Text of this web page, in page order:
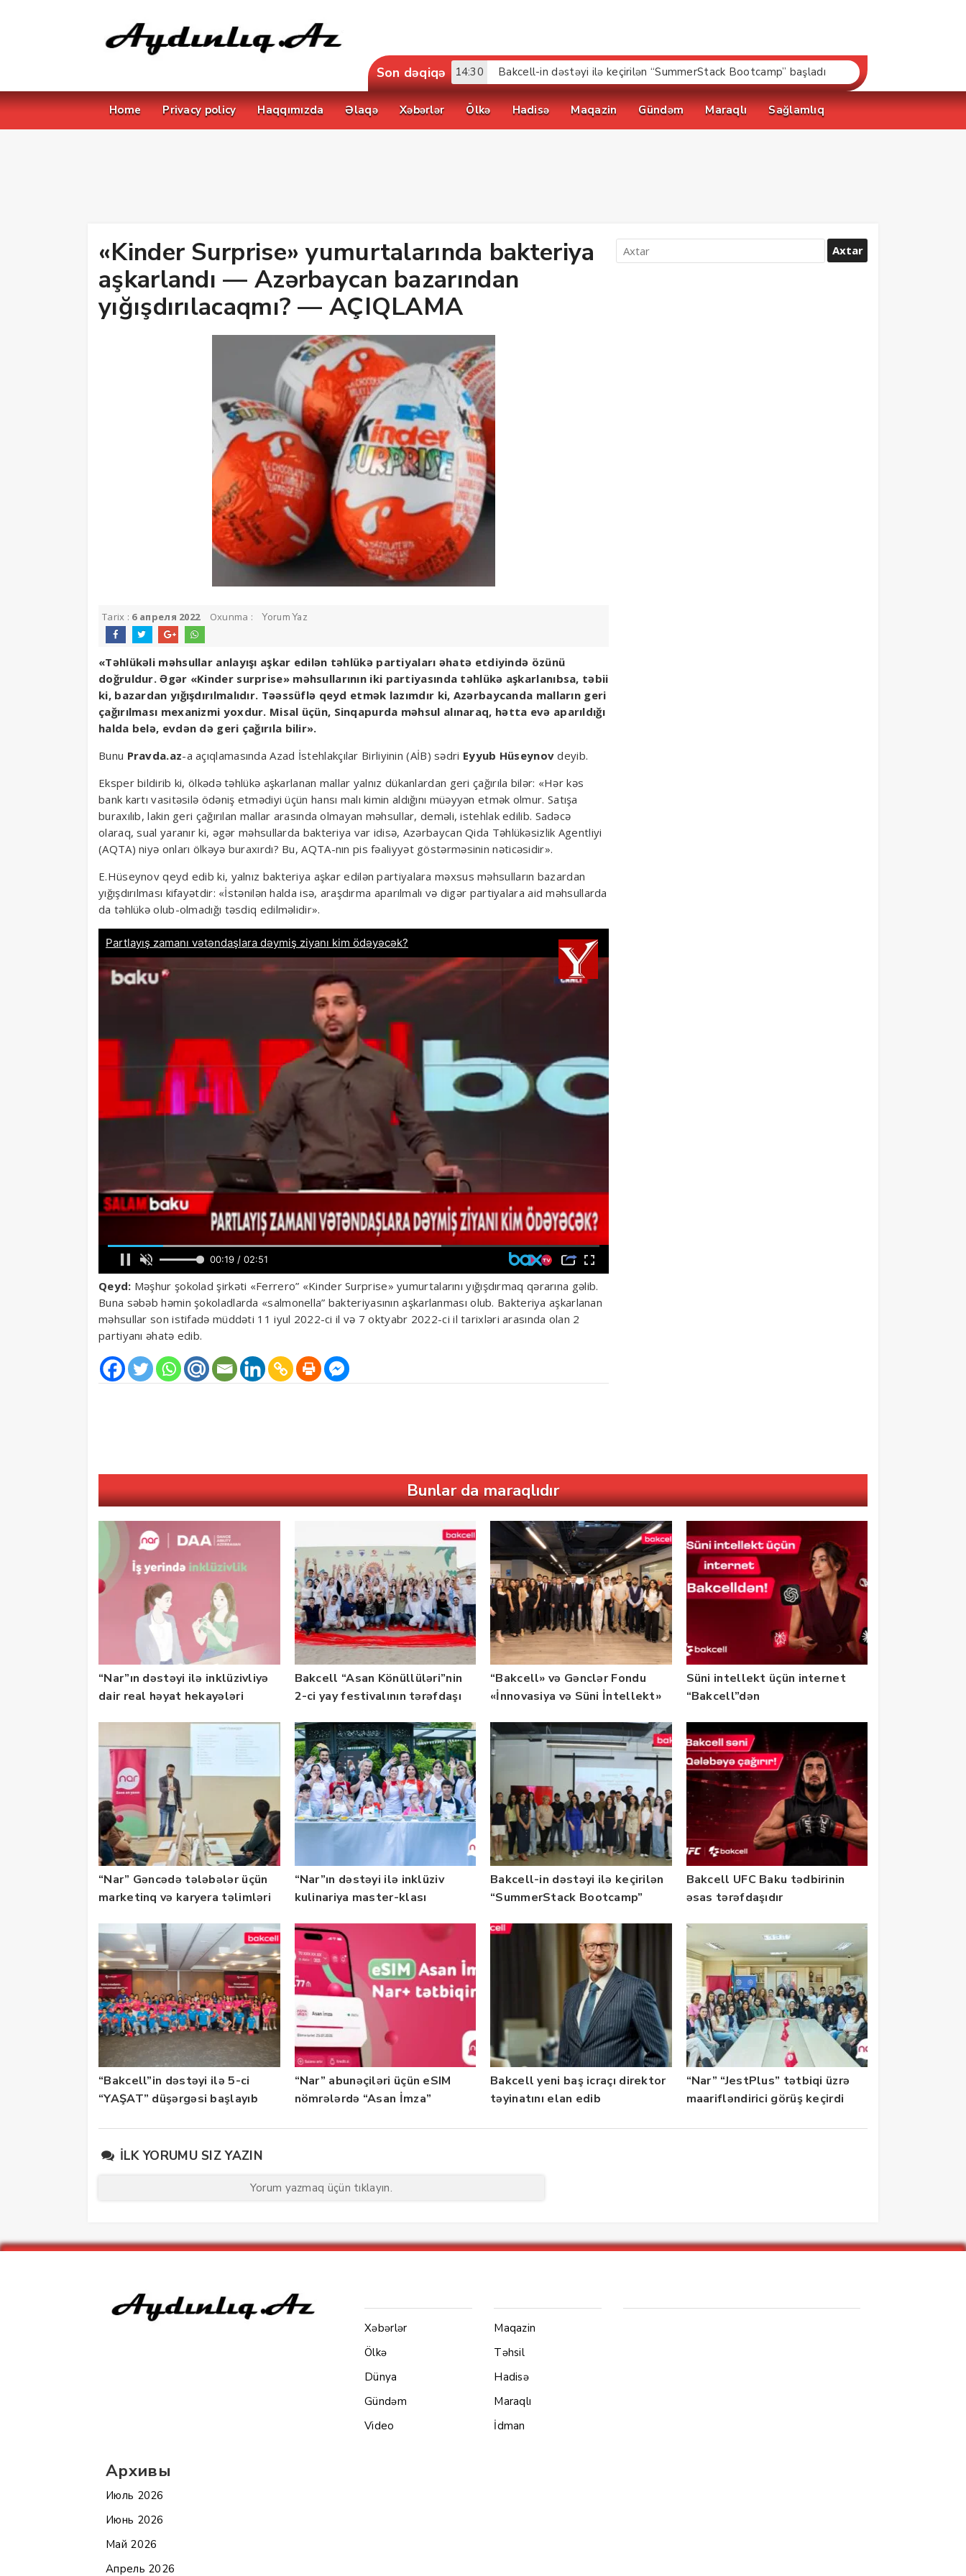
Son dəqiqə 14:30 Bakcell-in dəstəyi ilə keçirilən “SummerStack Bootcamp” başladı
Home Privacy policy Haqqımızda Əlaqə Xəbərlər Ölkə Hadisə Maqazin Gündəm Maraqlı Sağlamlıq
«Kinder Surprise» yumurtalarında bakteriya
aşkarlandı — Azərbaycan bazarından
yığışdırılacaqmı? — AÇIQLAMA
Tarix : 6 апреля 2022 Oxunma : Yorum Yaz
«Təhlükəli məhsullar anlayışı aşkar edilən təhlükə partiyaları əhatə etdiyində özünü
doğruldur. Əgər «Kinder surprise» məhsullarının iki partiyasında təhlükə aşkarlanıbsa, təbii
ki, bazardan yığışdırılmalıdır. Təəssüflə qeyd etmək lazımdır ki, Azərbaycanda malların geri
çağırılması mexanizmi yoxdur. Misal üçün, Sinqapurda məhsul alınaraq, hətta evə aparıldığı
halda belə, evdən də geri çağırıla bilir».
Bunu Pravda.az-a açıqlamasında Azad İstehlakçılar Birliyinin (AİB) sədri Eyyub Hüseynov deyib.
Eksper bildirib ki, ölkədə təhlükə aşkarlanan mallar yalnız dükanlardan geri çağırıla bilər: «Hər kəs
bank kartı vasitəsilə ödəniş etmədiyi üçün hansı malı kimin aldığını müəyyən etmək olmur. Satışa
buraxılıb, lakin geri çağırılan mallar arasında olmayan məhsullar, deməli, istehlak edilib. Sadəcə
olaraq, sual yaranır ki, əgər məhsullarda bakteriya var idisə, Azərbaycan Qida Təhlükəsizlik Agentliyi
(AQTA) niyə onları ölkəyə buraxırdı? Bu, AQTA-nın pis fəaliyyət göstərməsinin nəticəsidir».
E.Hüseynov qeyd edib ki, yalnız bakteriya aşkar edilən partiyalara məxsus məhsulların bazardan
yığışdırılması kifayətdir: «İstənilən halda isə, araşdırma aparılmalı və digər partiyalara aid məhsullarda
da təhlükə olub-olmadığı təsdiq edilməlidir».
Qeyd: Məşhur şokolad şirkəti «Ferrero” «Kinder Surprise» yumurtalarını yığışdırmaq qərarına gəlib.
Buna səbəb həmin şokoladlarda «salmonella” bakteriyasının aşkarlanması olub. Bakteriya aşkarlanan
məhsullar son istifadə müddəti 11 iyul 2022-ci il və 7 oktyabr 2022-ci il tarixləri arasında olan 2
partiyanı əhatə edib.
Bunlar da maraqlıdır
“Nar”ın dəstəyi ilə inklüzivliyə
dair real həyat hekayələri
Bakcell “Asan Könüllüləri”nin
2-ci yay festivalının tərəfdaşı
“Bakcell» və Gənclər Fondu
«İnnovasiya və Süni İntellekt»
qalibləri ilə görüş keçirib
Süni intellekt üçün internet
“Bakcell”dən
“Nar” Gəncədə tələbələr üçün
marketinq və karyera təlimləri
“Nar”ın dəstəyi ilə inklüziv
kulinariya master-klası
Bakcell-in dəstəyi ilə keçirilən
“SummerStack Bootcamp”
Bakcell UFC Baku tədbirinin
əsas tərəfdaşıdır
“Bakcell”in dəstəyi ilə 5-ci
“YAŞAT” düşərgəsi başlayıb
“Nar” abunəçiləri üçün eSIM
nömrələrdə “Asan İmza”
Bakcell yeni baş icraçı direktor
təyinatını elan edib
“Nar” “JestPlus” tətbiqi üzrə
maarifləndirici görüş keçirdi
İLK YORUMU SIZ YAZIN
Yorum yazmaq üçün tıklayın.
Архивы
Июль 2026
Июнь 2026
Май 2026
Апрель 2026
Xəbərlər
Ölkə
Dünya
Gündəm
Video
Maqazin
Təhsil
Hadisə
Maraqlı
İdman